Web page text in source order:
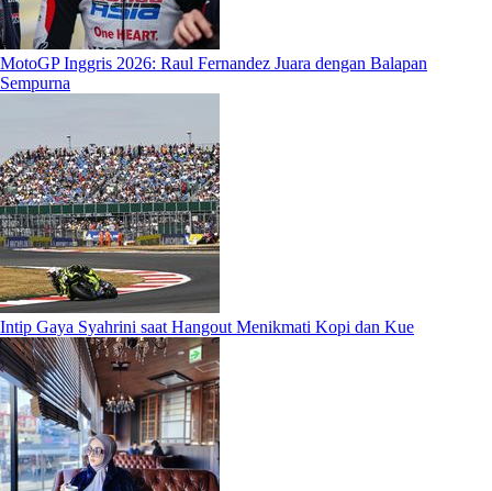
MotoGP Inggris 2026: Raul Fernandez Juara dengan Balapan
Sempurna
Intip Gaya Syahrini saat Hangout Menikmati Kopi dan Kue